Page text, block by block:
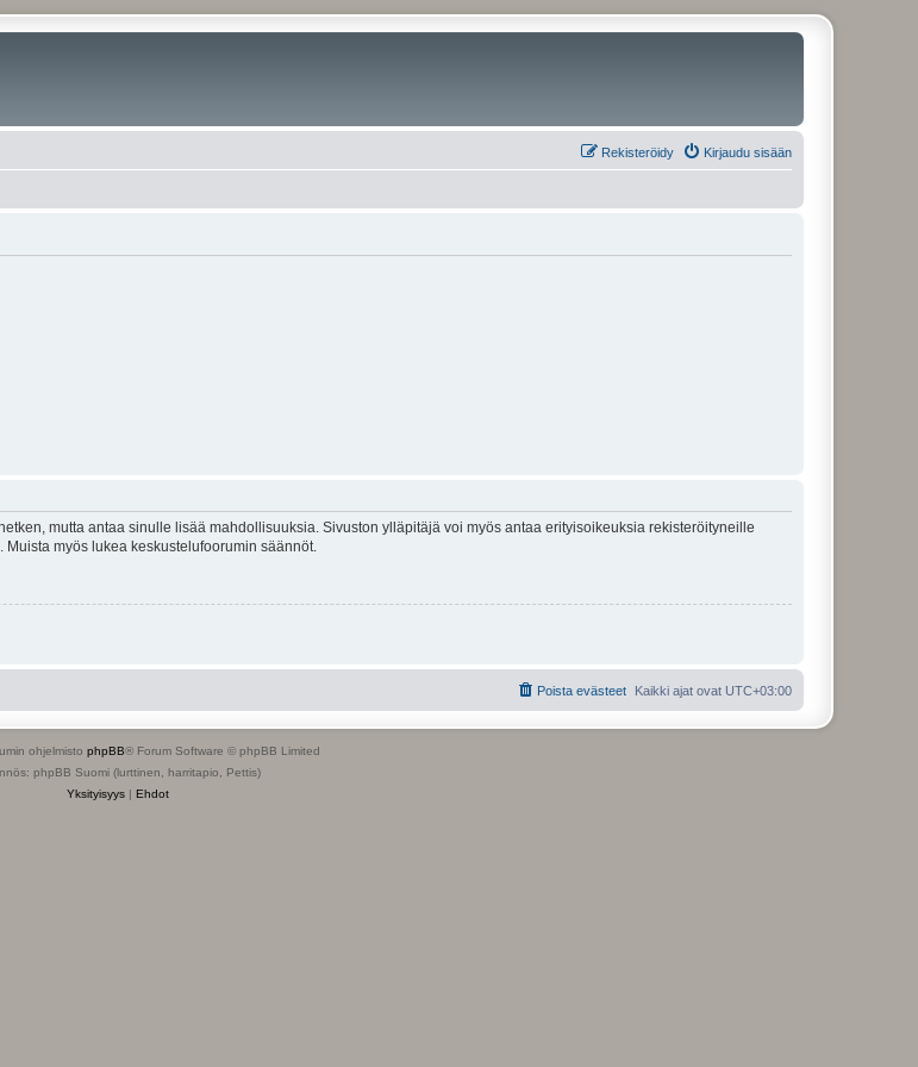
Kirjaudu sisään
Rekisteröidy
mutta antaa sinulle lisää mahdollisuuksia. Sivuston ylläpitäjä voi myös antaa erityisoikeuksia rekisteröityneille
myös lukea keskustelufoorumin säännöt.
Kaikki ajat ovat UTC+03:00
Poista evästeet
ohjelmisto phpBB® Forum Software © phpBB Limited
phpBB Suomi (lurttinen, harritapio, Pettis)
Yksityisyys | Ehdot